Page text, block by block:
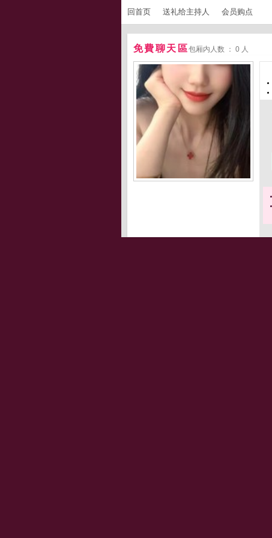
回首页 送礼给主持人 会员购点
免費聊天區包厢内人数 ： 0 人